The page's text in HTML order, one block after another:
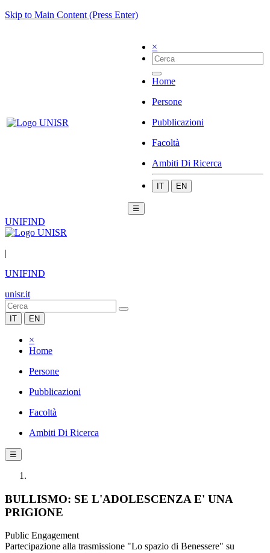
Skip to Main Content (Press Enter)
×
Home
Persone
Pubblicazioni
Facoltà
Ambiti Di Ricerca
IT EN
☰
UNIFIND
|
UNIFIND
unisr.it
IT EN
×
Home
Persone
Pubblicazioni
Facoltà
Ambiti Di Ricerca
☰
BULLISMO: SE L'ADOLESCENZA E' UNA
PRIGIONE
Public Engagement
Partecipazione alla trasmissione "Lo spazio di Benessere" su